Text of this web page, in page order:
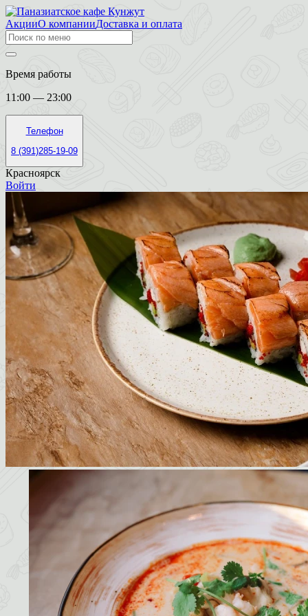
АкцииО компанииДоставка и оплата
Время работы
11:00 — 23:00
Телефон
8 (391)285-19-09
Красноярск
Войти